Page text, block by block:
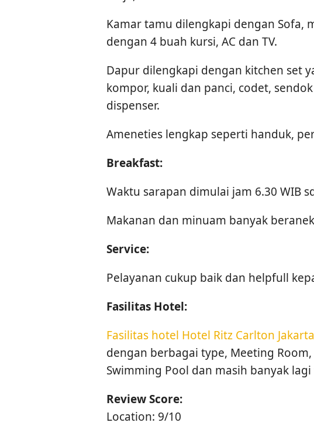
Kamar tamu dilengkapi dengan Sofa,
dengan 4 buah kursi, AC dan TV.
Dapur dilengkapi dengan kitchen set
kompor, kuali dan panci, codet,
dispenser.
Ameneties lengkap seperti handuk,
Breakfast:
Waktu sarapan dimulai jam 6.30 WIB
Makanan dan minuam banyak
Service:
Pelayanan cukup baik dan helpfull
Fasilitas Hotel:
Fasilitas hotel Hotel Ritz Carlton
dengan berbagai type, Meeting
Swimming Pool dan masih banyak
ReviewScore:
Location: 9/10